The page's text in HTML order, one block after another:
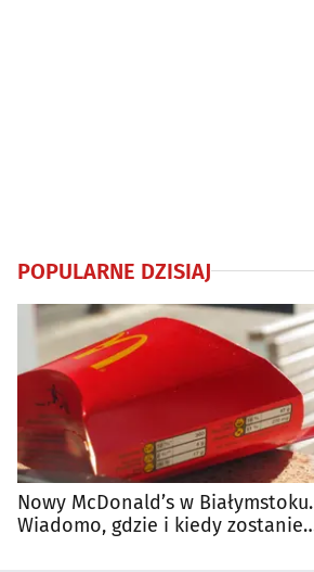
POPULARNE DZISIAJ
Nowy McDonald’s w Białymstoku.
Wiadomo, gdzie i kiedy zostanie